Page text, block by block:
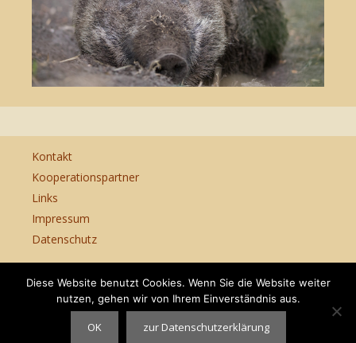
Kontakt
Kooperationspartner
Links
Impressum
Datenschutz
Bokelberge 3 - 38539 Müden/Aller
Diese Website benutzt Cookies. Wenn Sie die Website weiter
nutzen, gehen wir von Ihrem Einverständnis aus.
OK zur Datenschutzerklärung